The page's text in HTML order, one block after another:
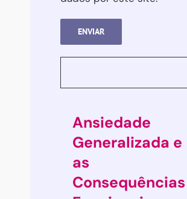
Ansiedade
Generalizada e
as
Consequências